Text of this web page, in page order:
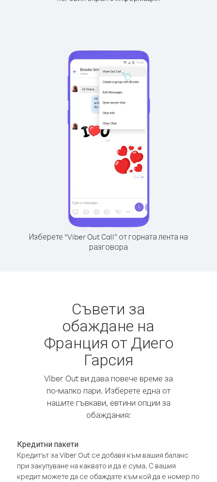
Изберете “Viber Out Call” от горната лента на
разговора
Съвети за
обаждане на
Франция от Диего
Гарсия
Viber Out ви дава повече време за
по-малко пари. Изберете една от
нашите гъвкави, евтини опции за
обаждания:
Кредитни пакети
Кредитът за Viber Out се добавя към вашия баланс
при закупуване на каквато и да е сума. С вашия
кредит можете да се обаждате към кой да е номер по